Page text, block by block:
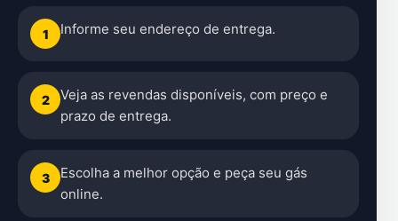
1 Informe seu endereço de entrega.
2
Veja as revendas disponíveis, com preço e
prazo de entrega.
3
Escolha a melhor opção e peça seu gás
online.